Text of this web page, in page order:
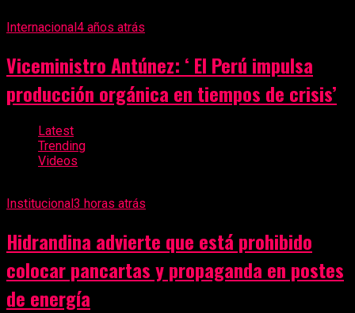
Internacional 4 años atrás
Viceministro Antúnez: ‘ El Perú impulsa
producción orgánica en tiempos de crisis’
Latest
Trending
Videos
Institucional3 horas atrás
Hidrandina advierte que está prohibido
colocar pancartas y propaganda en postes
de energía